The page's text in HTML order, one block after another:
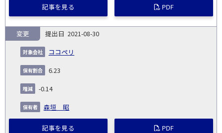
記事を見る PDF
2021-08-30
ココペリ
変更
6.23
-0.14
森垣 昭
記事を見る PDF